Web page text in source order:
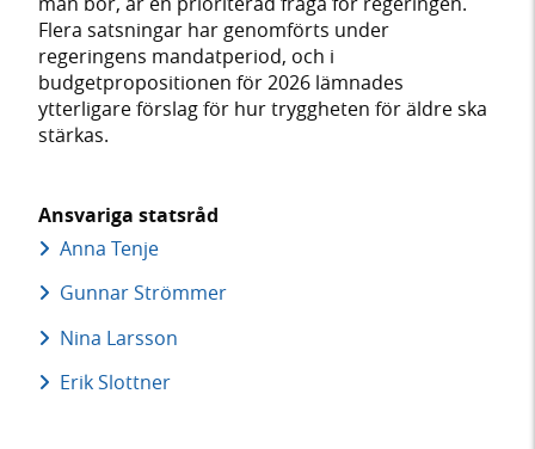
Flera satsningar har genomförts under
regeringens mandatperiod, och i
budgetpropositionen för 2026 lämnades
ytterligare förslag för hur tryggheten för äldre ska
stärkas.
Ansvariga statsråd
Anna Tenje
Gunnar Strömmer
Nina Larsson
Erik Slottner